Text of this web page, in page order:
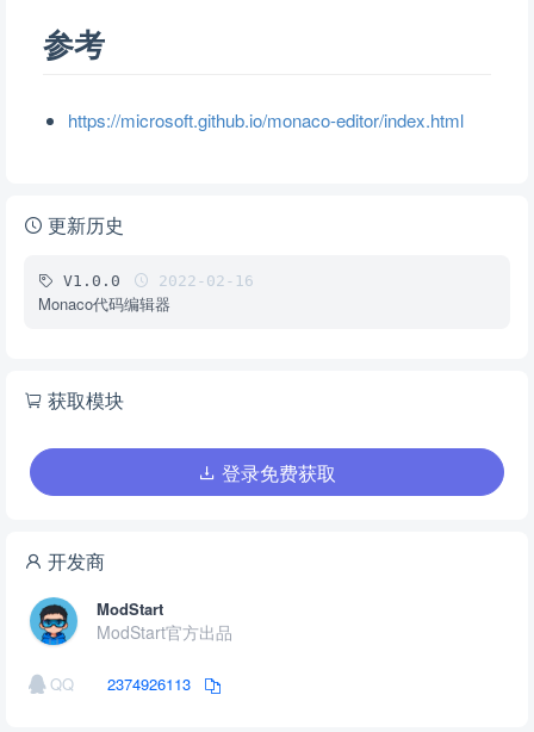
参考
https://microsoft.github.io/monaco-editor/index.html
更新历史
V1.0.0 2022-02-16
Monaco代码编辑器
获取模块
登录免费获取
开发商
ModStart
ModStart官方出品
QQ 2374926113